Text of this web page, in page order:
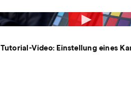
Tutorial-Video: Einstellung eines